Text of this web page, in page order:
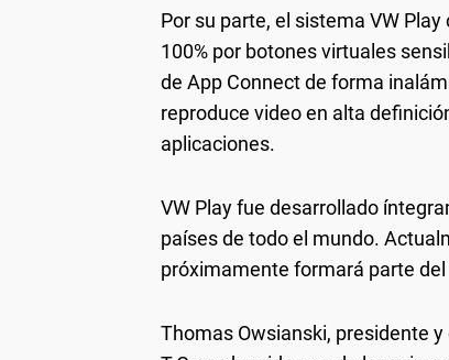
Volkswagen
continua renovando su
utilizada en Nivus, se caracteriza por
200 Nm de torque y una caja
Por su parte, el sistema VW
100% por botones virtuales
de App Connect de forma
reproduce video en alta
aplicaciones.
VW Play fue desarrollado
países de todo el mundo.
próximamente formará parte
Thomas Owsianski, presidente y